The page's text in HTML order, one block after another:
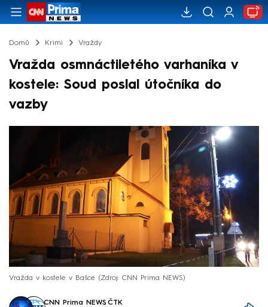
Domů Krimi Vraždy
Vražda osmnáctiletého varhaníka v
kostele: Soud poslal útočníka do
vazby
Vražda v kostele v Bašce Zdroj: CNN Prima NEWS
CNN Prima NEWS, ČTK